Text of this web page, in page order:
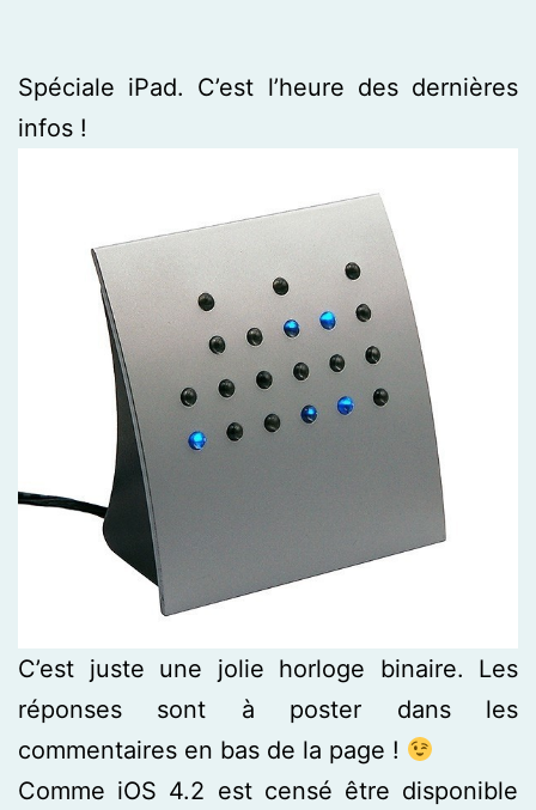
Spéciale iPad. C’est l’heure des dernières
infos !
C’est juste une jolie horloge binaire. Les
réponses sont à poster dans les
commentaires en bas de la page !
Comme iOS 4.2 est censé être disponible